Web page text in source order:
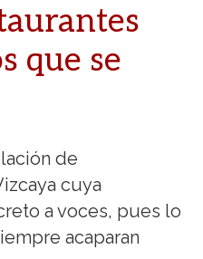
que se
de
cuya
a voces, pues lo
acaparan